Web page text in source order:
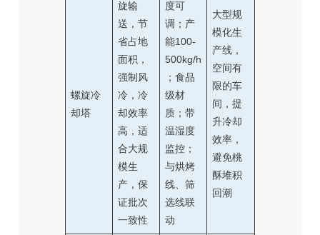
螺旋冷
却塔
旋输
送，节
省占地
面积，
强制风
冷，冷
却效率
高，适
合大规
模生
产，保
证批次
一致性
度可
调；产
能100-
500kg/h
；食品
级材
质；带
温湿度
监控；
与烘烤
线、筛
选线联
动
大型规
模化生
产线，
空间有
限的车
间，提
升冷却
效率，
避免桃
酥堆积
回潮